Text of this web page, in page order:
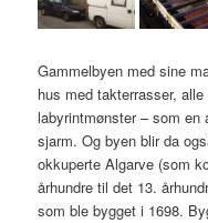
Gammelbyen med sine
hus med takterrasser,
labyrintmønster – som en
sjarm. Og byen blir da
okkuperte Algarve (som
århundre til det 13.
som ble bygget i 1698.